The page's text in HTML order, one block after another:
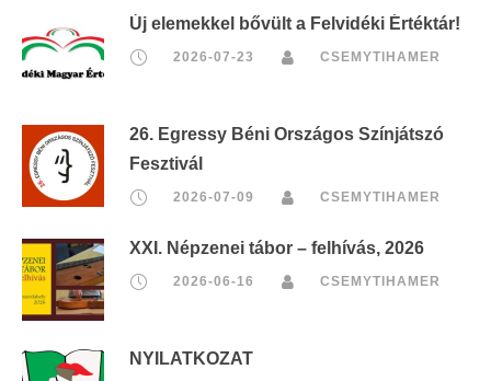
Új elemekkel bővült a Felvidéki Értéktár!
2026-07-23 CSEMYTIHAMER
26. Egressy Béni Országos Színjátszó
Fesztivál
2026-07-09 CSEMYTIHAMER
XXI. Népzenei tábor – felhívás, 2026
2026-06-16 CSEMYTIHAMER
NYILATKOZAT